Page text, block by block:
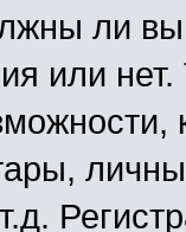
ли вы
или